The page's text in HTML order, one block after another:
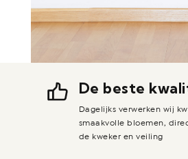
De beste
Dagelijks verwerken wij
smaakvolle bloemen,
de kweker en veiling